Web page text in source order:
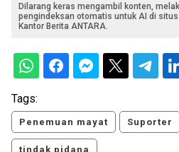
Dilarang keras mengambil konten,
pengindeksan otomatis untuk AI di
Kantor Berita ANTARA.
Tags:
Penemuan mayat Suporter
tindak pidana